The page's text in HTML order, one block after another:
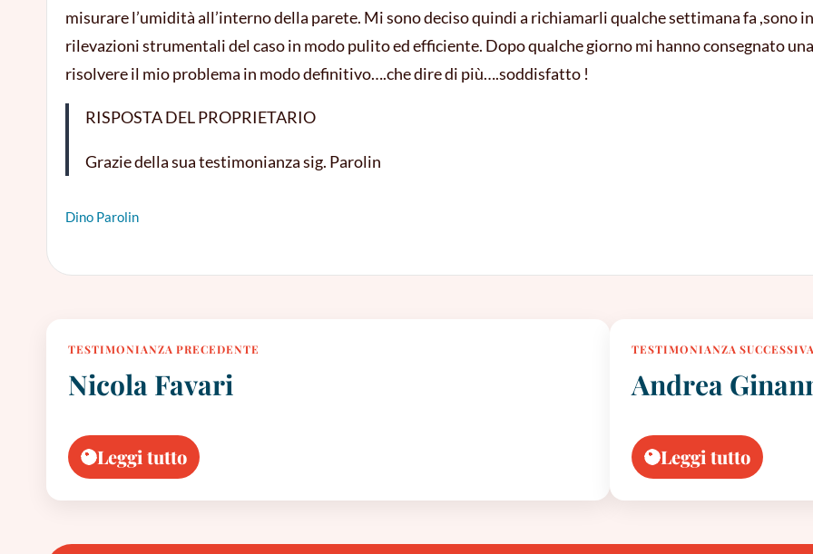
misurare l’umidità all’interno della parete. Mi sono deciso quindi a richiamarli qualche settimana fa
rilevazioni strumentali del caso in modo pulito ed efficiente. Dopo qualche giorno mi hanno consegnato
risolvere il mio problema in modo definitivo….che dire di più….soddisfatto !
RISPOSTA DEL PROPRIETARIO
Grazie della sua testimonianza sig. Parolin
Dino Parolin
TESTIMONIANZA PRECEDENTE
Nicola Favari
Leggi tutto
TESTIMONIANZA
Andrea
Leggi tutto